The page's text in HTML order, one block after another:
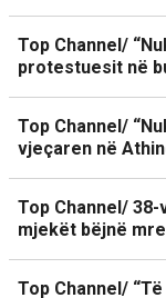
Top Channel/
protestuesit në
Top Channel/
vjeçaren në
Top Channel/
mjekët bëjnë
Top Channel/